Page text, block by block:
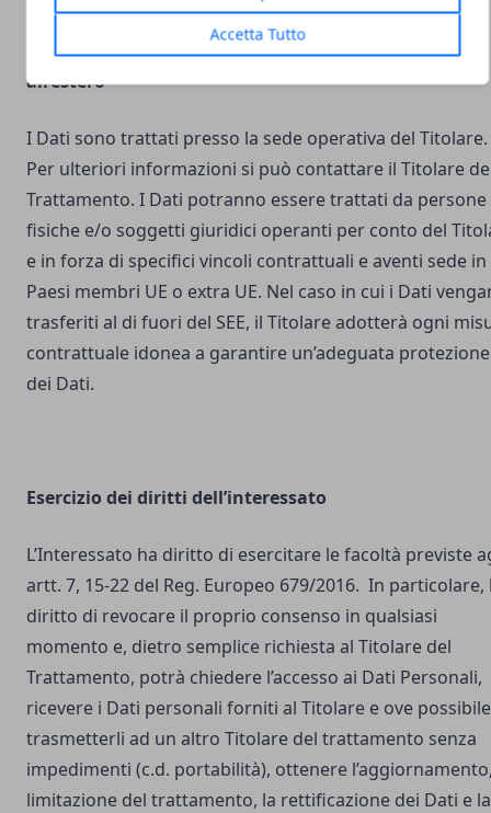
Accetta Tutto
Luogo del Trattamento e trasferimento dei Dati
all’estero
I Dati sono trattati presso la sede operativa del Titolare.
Per ulteriori informazioni si può contattare il Titolare
Trattamento. I Dati potranno essere trattati da persone
fisiche e/o soggetti giuridici operanti per conto del
e in forza di specifici vincoli contrattuali e aventi sede in
Paesi membri UE o extra UE. Nel caso in cui i Dati
trasferiti al di fuori del SEE, il Titolare adotterà ogni
contrattuale idonea a garantire un’adeguata protezione
dei Dati.
Esercizio dei diritti dell’interessato
L’Interessato ha diritto di esercitare le facoltà previste
artt. 7, 15-22 del Reg. Europeo 679/2016. In particolare,
diritto di revocare il proprio consenso in qualsiasi
momento e, dietro semplice richiesta al Titolare del
Trattamento, potrà chiedere l’accesso ai Dati Personali,
ricevere i Dati personali forniti al Titolare e ove possibile
trasmetterli ad un altro Titolare del trattamento senza
impedimenti (c.d. portabilità), ottenere
limitazione del trattamento, la rettificazione dei Dati e la